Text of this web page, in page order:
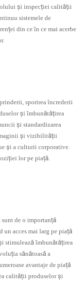
și inspecției calității
sistemele de
din ce în ce mai acerbe
sporirea încrederii
și îmbunătățirea
și standardizarea
și vizibilității
și a culturii corporative.
lor pe piață.
de o importanță
un acces mai larg pe piață
stimulează îmbunătățirea
sănătoasă a
avantaje de piață
calității produselor și